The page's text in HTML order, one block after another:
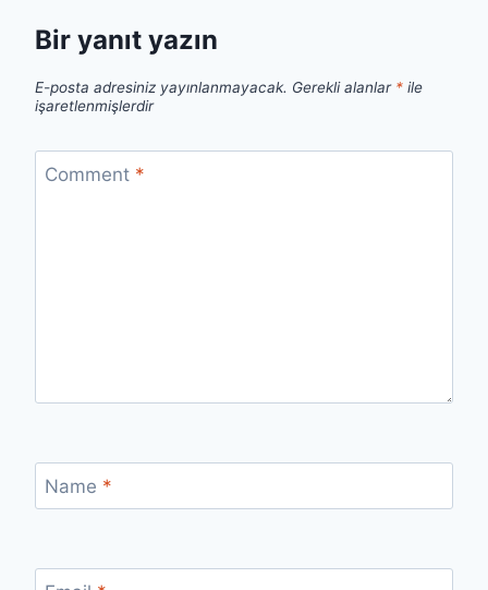
Bir yanıt yazın
E-posta adresiniz yayınlanmayacak. Gerekli alanlar * ile
işaretlenmişlerdir
Comment *
Name *